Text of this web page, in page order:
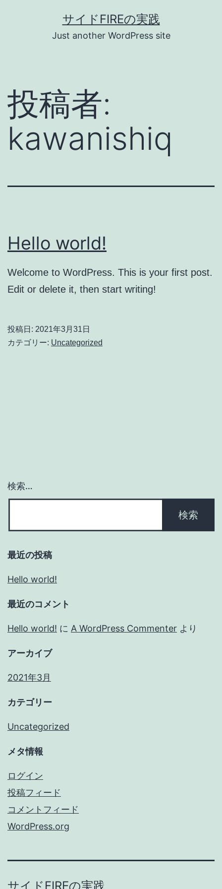
ス
サイドFIREの実践
Just another WordPress site
投稿者:
kawanishiq
Hello world!
Welcome to WordPress. This is your first post.
Edit or delete it, then start writing!
投稿日: 2021年3月31日
カテゴリー: Uncategorized
検索…
最近の投稿
Hello world!
最近のコメント
Hello world! に A WordPress Commenter より
アーカイブ
2021年3月
カテゴリー
Uncategorized
メタ情報
ログイン
投稿フィード
コメントフィード
WordPress.org
サイドFIREの実践